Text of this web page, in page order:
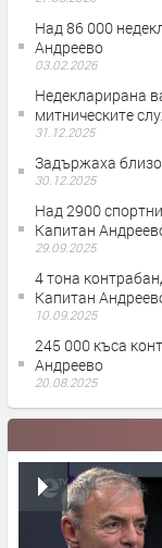
Над 86 000
Андреево
03.02.2026
Недекларирана
митническите
31.12.2025
Задържаха
30.12.2025
Над 2900
Капитан
29.09.2025
4 тона
Капитан
10.09.2025
245 000 къса
Андреево
20.08.2025